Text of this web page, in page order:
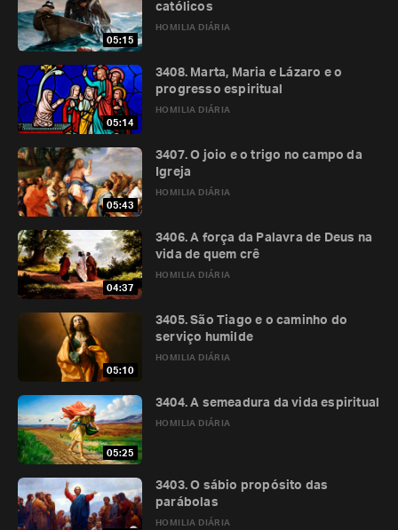
05:15
HOMILIA DIÁRIA
católicos
05:14
HOMILIA DIÁRIA
3408. Marta, Maria e Lázaro e o
progresso espiritual
05:43
HOMILIA DIÁRIA
3407. O joio e o trigo no campo da
Igreja
04:37
HOMILIA DIÁRIA
3406. A força da Palavra de Deus na
vida de quem crê
05:10
HOMILIA DIÁRIA
3405. São Tiago e o caminho do
serviço humilde
05:25
HOMILIA DIÁRIA
3404. A semeadura da vida espiritual
HOMILIA DIÁRIA
3403. O sábio propósito das
parábolas